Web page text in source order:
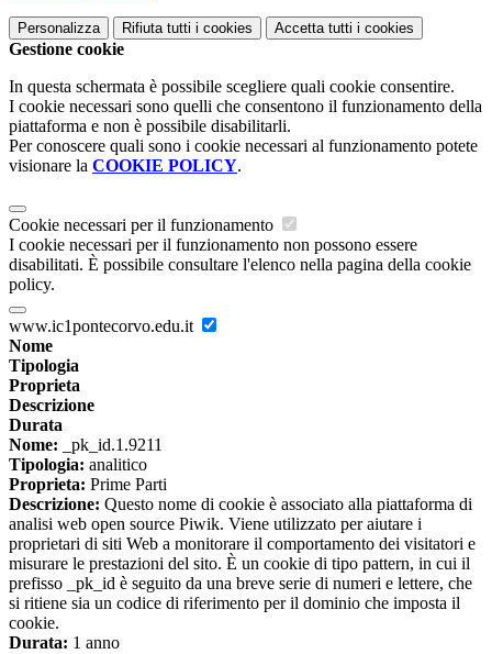
Personalizza Rifiuta tutti i cookies Accetta tutti i cookies
Gestione cookie
In questa schermata è possibile scegliere quali cookie consentire.
I cookie necessari sono quelli che consentono il funzionamento della
piattaforma e non è possibile disabilitarli.
Per conoscere quali sono i cookie necessari al funzionamento potete
visionare la COOKIE POLICY.
Cookie necessari per il funzionamento
I cookie necessari per il funzionamento non possono essere
disabilitati. È possibile consultare l'elenco nella pagina della cookie
policy.
www.ic1pontecorvo.edu.it
Nome
Tipologia
Proprieta
Descrizione
Durata
Nome: _pk_id.1.9211
Tipologia: analitico
Proprieta: Prime Parti
Descrizione: Questo nome di cookie è associato alla piattaforma di
analisi web open source Piwik. Viene utilizzato per aiutare i
proprietari di siti Web a monitorare il comportamento dei visitatori e
misurare le prestazioni del sito. È un cookie di tipo pattern, in cui il
prefisso _pk_id è seguito da una breve serie di numeri e lettere, che
si ritiene sia un codice di riferimento per il dominio che imposta il
cookie.
Durata: 1 anno